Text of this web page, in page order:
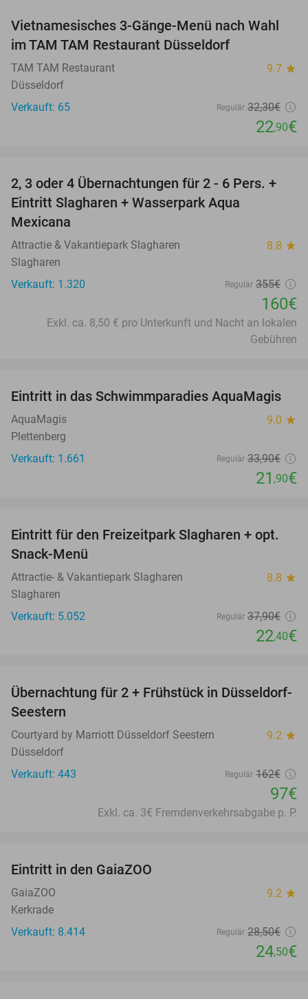
29%
Vietnamesisches 3-Gänge-Menü nach Wahl
im TAM TAM Restaurant Düsseldorf
TAM TAM Restaurant 9.7 star
Düsseldorf
Verkauft: 65
Regulär 32,30€
22,90€
55%
2, 3 oder 4 Übernachtungen für 2 - 6 Pers. +
Eintritt Slagharen + Wasserpark Aqua
Mexicana
Attractie & Vakantiepark Slagharen 8.8 star
Slagharen
Verkauft: 1.320
Regulär 355€
160€
Exkl. ca. 8,50 € pro Unterkunft und Nacht an lokalen
Gebühren
35%
Eintritt in das Schwimmparadies AquaMagis
AquaMagis 9.0 star
Plettenberg
Verkauft: 1.661
Regulär 33,90€
21 ,90€
41%
Eintritt für den Freizeitpark Slagharen + opt.
Snack-Menü
Attractie- & Vakantiepark Slagharen 8.8 star
Slagharen
Verkauft: 5.052
Regulär 37,90€
22,40€
40%
Übernachtung für 2 + Frühstück in Düsseldorf-
Seestern
Courtyard by Marriott Düsseldorf Seestern 9.2 star
Düsseldorf
Verkauft: 443
Regulär 162€
97€
Exkl. ca. 3€ Fremdenverkehrsabgabe p. P.
Eintritt in den GaiaZOO
GaiaZOO 9.2 star
Kerkrade
Verkauft: 8.414
Regulär 28,50€
24,50€